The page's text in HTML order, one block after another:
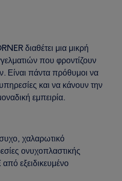
διαθέτει μια μικρή
που φροντίζουν
Είναι πάντα πρόθυμοι να
και να κάνουν την
εμπειρία.
χαλαρωτικό
ονυχοπλαστικής
εξειδικευμένο